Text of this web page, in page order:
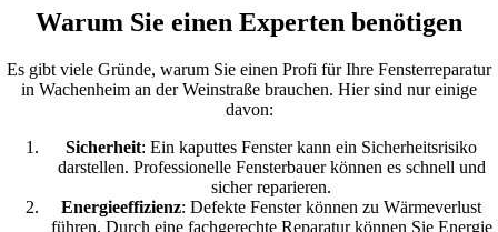
Warum Sie einen Experten benötigen
Es gibt viele Gründe, warum Sie einen Profi für Ihre Fensterreparatur
in Wachenheim an der Weinstraße brauchen. Hier sind nur einige
davon:
Sicherheit: Ein kaputtes Fenster kann ein Sicherheitsrisiko
darstellen. Professionelle Fensterbauer können es schnell und
sicher reparieren.
Energieeffizienz: Defekte Fenster können zu Wärmeverlust
führen. Durch eine fachgerechte Reparatur können Sie Energie